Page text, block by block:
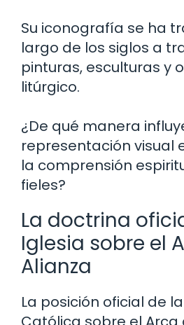
Su iconografía se ha
largo de los siglos a
pinturas, esculturas y
litúrgico.
¿De qué manera
representación visual
la comprensión
fieles?
La doctrina
Iglesia sobre el
Alianza
La posición oficial de